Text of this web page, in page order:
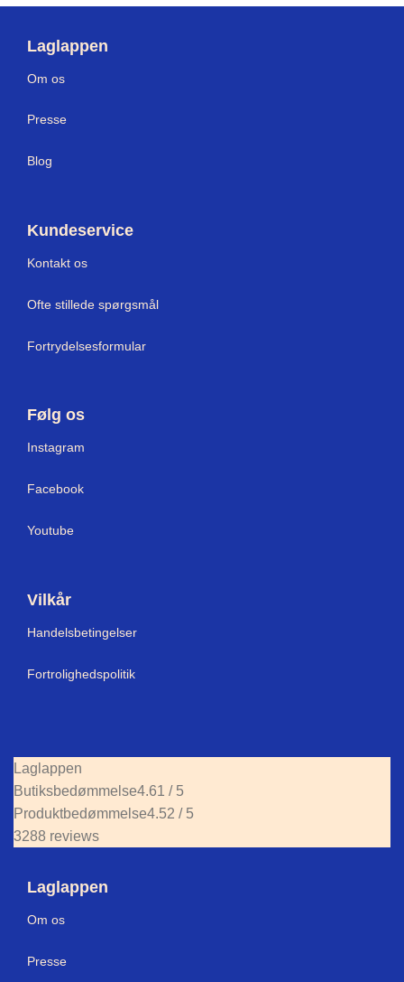
Laglappen
Om os
Presse
Blog
Kundeservice
Kontakt os
Ofte stillede spørgsmål
Fortrydelsesformular
Følg os
Instagram
Facebook
Youtube
Vilkår
Handelsbetingelser
Fortrolighedspolitik
Laglappen
Butiksbedømmelse4.61 / 5
Produktbedømmelse4.52 / 5
3288 reviews
Laglappen
Om os
Presse